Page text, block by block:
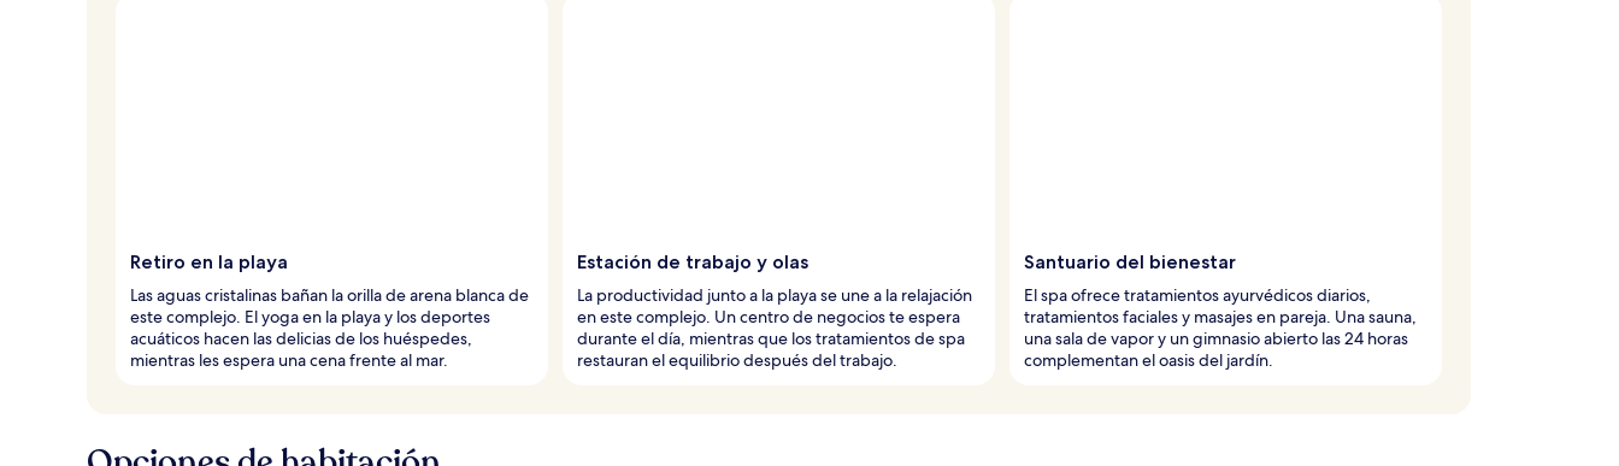
Retiro en la playa
Las aguas cristalinas bañan la orilla de arena blanca de
este complejo. El yoga en la playa y los deportes
acuáticos hacen las delicias de los huéspedes,
mientras les espera una cena frente al mar.
Estación de trabajo y olas
La productividad junto a la playa se une a la relajación
en este complejo. Un centro de negocios te espera
durante el día, mientras que los tratamientos de spa
restauran el equilibrio después del trabajo.
Santuario del bienestar
El spa ofrece tratamientos ayurvédicos diarios,
tratamientos faciales y masajes en pareja. Una sauna,
una sala de vapor y un gimnasio abierto las 24 horas
complementan el oasis del jardín.